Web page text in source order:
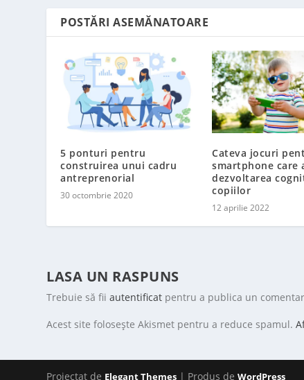
POSTĂRI ASEMĂNATOARE
5 ponturi pentru
construirea unui cadru
antreprenorial
30 octombrie 2020
Cateva jocuri
smartphone care
dezvoltarea
copiilor
12 aprilie 2022
LASA UN RASPUNS
Trebuie să fiiautentificat pentru a publica un
Acest site folosește Akismet pentru a reduce spamul.
Proiectat de Elegant Themes | Produs deWordPress